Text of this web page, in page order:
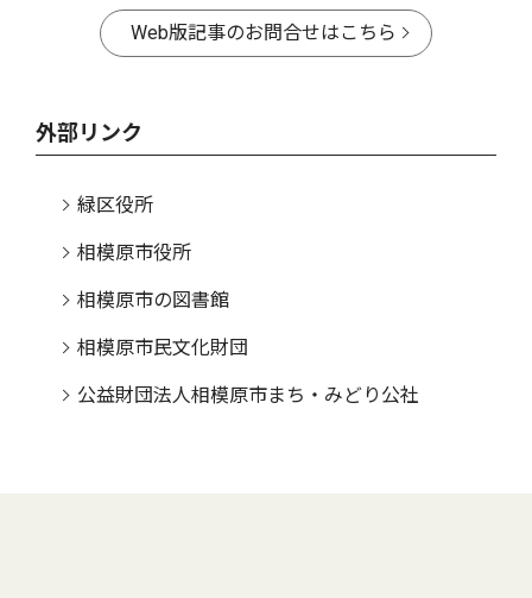
Web版記事のお問合せはこちら
外部リンク
緑区役所
相模原市役所
相模原市の図書館
相模原市民文化財団
公益財団法人相模原市まち・みどり公社